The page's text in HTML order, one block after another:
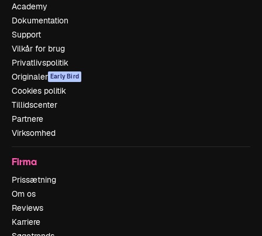
Academy
Dokumentation
Support
Vilkår for brug
Privatlivspolitik
Originaler Early Bird
Cookies politik
Tillidscenter
Partnere
Virksomhed
Firma
Prissætning
Om os
Reviews
Karriere